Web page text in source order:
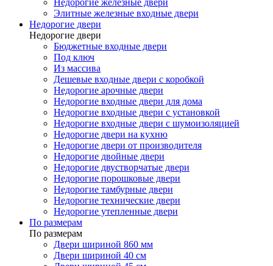
Недорогие железные двери
Элитные железные входные двери
Недорогие двери
Недорогие двери
Бюджетные входные двери
Под ключ
Из массива
Дешевые входные двери с коробкой
Недорогие арочные двери
Недорогие входные двери для дома
Недорогие входные двери с установкой
Недорогие входные двери с шумоизоляцией
Недорогие двери на кухню
Недорогие двери от производителя
Недорогие двойные двери
Недорогие двустворчатые двери
Недорогие порошковые двери
Недорогие тамбурные двери
Недорогие технические двери
Недорогие утепленные двери
По размерам
По размерам
Двери шириной 860 мм
Двери шириной 40 см